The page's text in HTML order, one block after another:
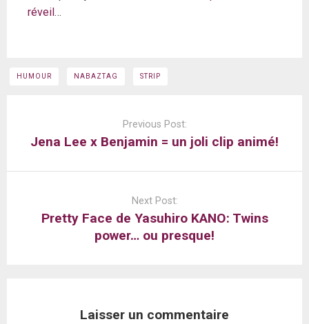
réveil…
HUMOUR NABAZTAG STRIP
Previous Post:
Jena Lee x Benjamin = un joli clip animé!
Next Post:
Pretty Face de Yasuhiro KANO: Twins
power… ou presque!
Laisser un commentaire